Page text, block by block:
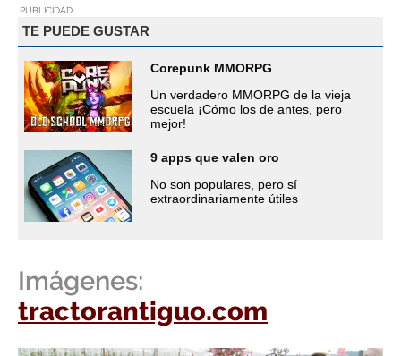
PUBLICIDAD
TE PUEDE GUSTAR
Corepunk MMORPG
Un verdadero MMORPG de la vieja
escuela ¡Cómo los de antes, pero
mejor!
9 apps que valen oro
No son populares, pero sí
extraordinariamente útiles
Imágenes:
tractorantiguo.com